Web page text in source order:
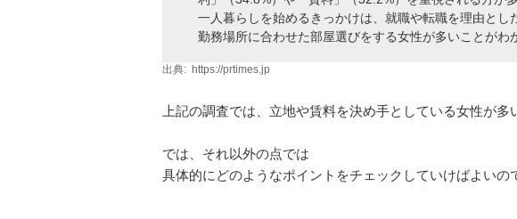
一人暮らしを始めるきっかけは、就職や転職を理由とし
勤務場所に合わせた部屋選びをする女性が多いことがわ
出典: https://prtimes.jp
上記の調査では、立地や賃料を決め手としている女性が多
では、それ以外の点では
具体的にどのようなポイントをチェックしていけばよいの